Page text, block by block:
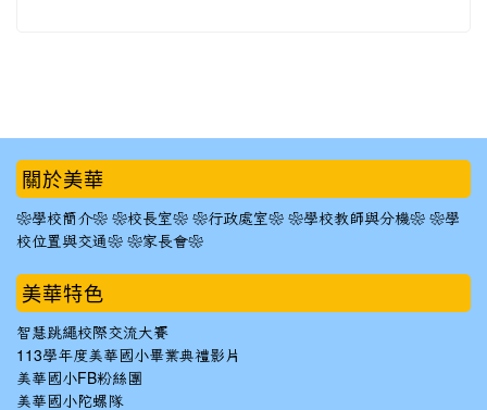
::: 關於美華
❀學校簡介❀ ❀校長室❀ ❀行政處室❀ ❀學校教師與分機❀ ❀學
校位置與交通❀ ❀家長會❀
美華特色
智慧跳繩校際交流大賽
113學年度美華國小畢業典禮影片
美華國小FB粉絲團
美華國小陀螺隊